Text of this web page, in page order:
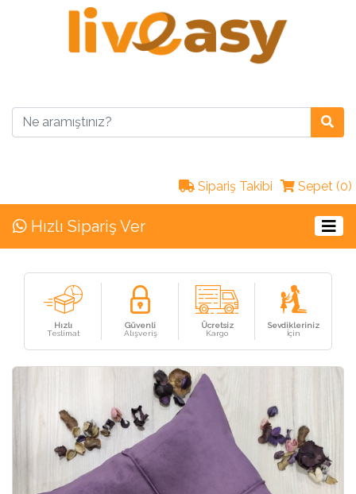
Sipariş Takibi Sepet (0)
Hızlı Sipariş Ver
Hızlı
Teslimat
Güvenli
Alışveriş
Ücretsiz
Kargo
Sevdikleriniz
İçin